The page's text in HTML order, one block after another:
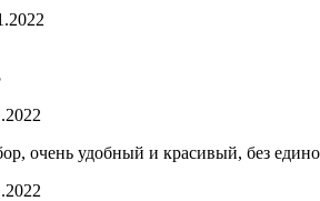
очень удобный и красивый, без